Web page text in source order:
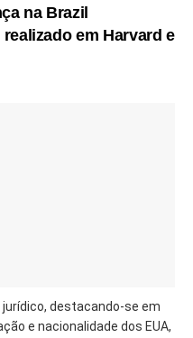
na Brazil
em Harvard e
jurídico, destacando-se em
e nacionalidade dos EUA,